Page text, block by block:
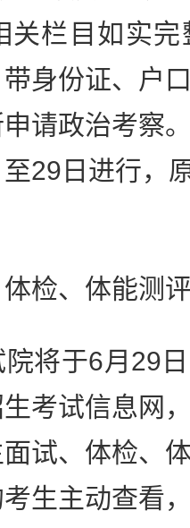
关栏目如实
带身份证、户
请政治考察
29日进行，
检、体能测
于6月29日
考试信息网
试、体检、
生主动查看